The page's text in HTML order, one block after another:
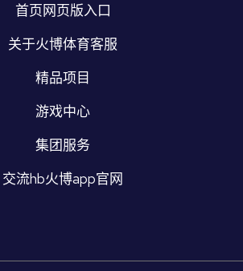
首页网页版入口
关于火博体育客服
精品项目
游戏中心
集团服务
交流hb火博app官网